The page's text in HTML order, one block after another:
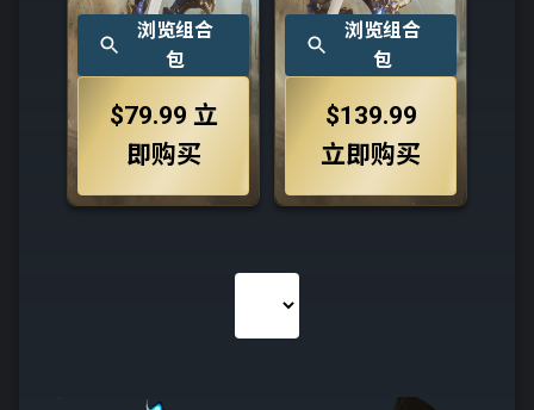
浏览组合
包
$79.99 立
即购买
浏览组合
包
$139.99
立即购买